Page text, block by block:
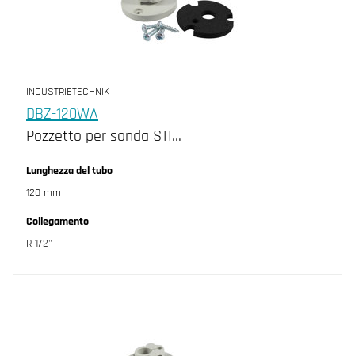
INDUSTRIETECHNIK
DBZ-120WA
Pozzetto per sonda STI…
Lunghezza del tubo
120 mm
Collegamento
R 1/2"